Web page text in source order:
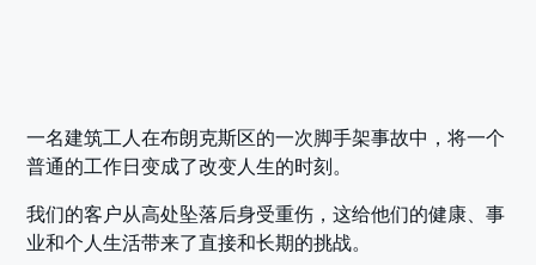
一名建筑工人在布朗克斯区的一次脚手架事故中，将一个
普通的工作日变成了改变人生的时刻。
我们的客户从高处坠落后身受重伤，这给他们的健康、事
业和个人生活带来了直接和长期的挑战。